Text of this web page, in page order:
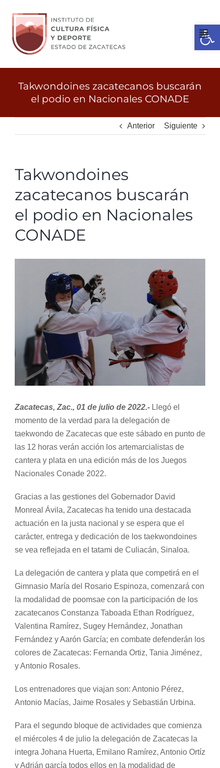
contenido
Transparencia
Normativa Interna
Rendición de Cuentas
Comité de Ética
Comité de Igualdad
Directorio
Takwondoines zacatecanos buscarán
el podio en Nacionales CONADE
Anterior Siguiente
Takwondoines
zacatecanos buscarán
el podio en Nacionales
CONADE
Zacatecas, Zac., 01 de julio de 2022.- Llegó el
momento de la verdad para la delegación de
taekwondo de Zacatecas que este sábado en punto de
las 12 horas verán acción los artemarcialistas de
cantera y plata en una edición más de los Juegos
Nacionales Conade 2022.
Gracias a las gestiones del Gobernador David
Monreal Ávila, Zacatecas ha tenido una destacada
actuación en la justa nacional y se espera que el
carácter, entrega y dedicación de los taekwondoines
se vea reflejada en el tatami de Culiacán, Sinaloa.
La delegación de cantera y plata que competirá en el
Gimnasio María del Rosario Espinoza, comenzará con
la modalidad de poomsae con la participación de los
zacatecanos Constanza Taboada Ethan Rodríguez,
Valentina Ramírez, Sugey Hernández, Jonathan
Fernández y Aarón García; en combate defenderán los
colores de Zacatecas: Fernanda Ortiz, Tania Jiménez,
y Antonio Rosales.
Los entrenadores que viajan son: Antonio Pérez,
Antonio Macías, Jaime Rosales y Sebastián Urbina.
Para el segundo bloque de actividades que comienza
el miércoles 4 de julio la delegación de Zacatecas la
integra Johana Huerta, Emilano Ramírez, Antonio Ortíz
y Adrián garcía todos ellos en la modalidad de